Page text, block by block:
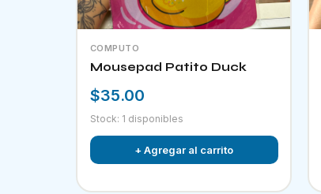
COMPUTO
Mousepad Patito Duck
$35.00
Stock: 1 disponibles
+ Agregar al carrito